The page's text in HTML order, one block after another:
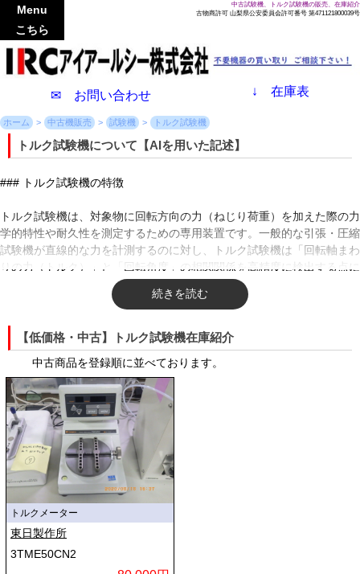
中古試験機、トルク試験機の販売、在庫紹介
古物商許可 山梨県公安委員会許可番号 第471121800039号
✉ お問い合わせ ↓ 在庫表
Menu
こちら
ホーム 中古機販売 試験機 トルク試験機
トルク試験機について【AIを用いた記述】
### トルク試験機の特徴
トルク試験機は、対象物に回転方向の力（ねじり荷重）を加えた際の力
学的特性や耐久性を測定するための専用装置です。一般的な引張・圧縮
試験機が直線的な力を計測するのに対し、トルク試験機は「回転軸まわ
りの力（トルク）」と「回転角度」の相関関係を高精度に検出する点に
最大の特徴があります。
少なねじり力（ミリニュートンメートルレベル）から、大型プラントや
自動車の駆動軸を試す巨大なトルク（キロニュートンメートルレベル）
まで、用途に応じた専用機が存在します。また、連続的な回転負荷をか
け続ける動的トルク試験と、一定の角度までねじって破壊強度や復元力
を調べる静的トルク試験の両方に対応可能です。
さらに、近年の装置はデジタル制御技術の進化により、回転角度とトル
クの挙動をリアルタイムでグラフ化し、降伏点、破壊点、ねじり剛性な
どを自動算出する高機能なシステムを備えています。これにより、製品
の強度確認だけでなく、使用時の操作感（フィーリング）の定量化にも
貢献しています。
### トルク試験機の仕組み
トルク試験機の基本構造は、対象物を固定する「保持部」、回転力を発
【低価格・中古】トルク試験機在庫紹介
中古商品を登録順に並べております。
トルクメーター
東日製作所
3TME50CN2